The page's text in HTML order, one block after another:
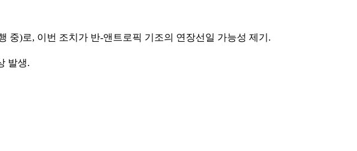
중)로, 이번 조치가 반-앤트로픽 기조의 연장선일 가능성 제기.
발생.